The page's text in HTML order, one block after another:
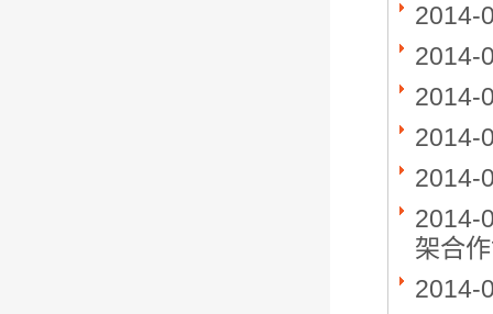
2014-
2014-
2014-
2014-
2014-
2014-
架合
2014-